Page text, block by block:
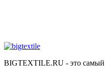
BIGTEXTILE.RU - это самый